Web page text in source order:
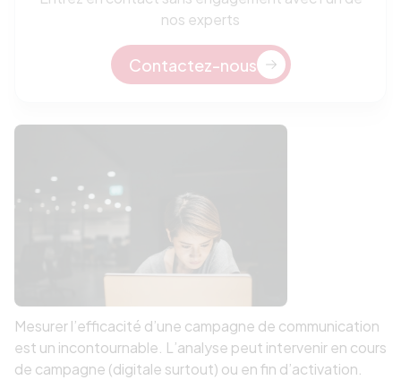
Mesurer l’efficacité d’une campagne de communication
est un incontournable. L’analyse peut intervenir en cours
de campagne (digitale surtout) ou en fin d’activation.
nos experts
Contactez-nous